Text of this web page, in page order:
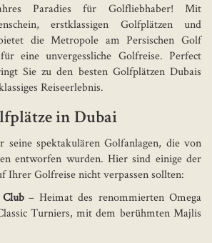
Paradies für Golfliebhaber! Mit
erstklassigen Golfplätzen und
die Metropole am Persischen Golf
eine unvergessliche Golfreise. Perfect
Sie zu den besten Golfplätzen Dubais
Reiseerlebnis.
in Dubai
spektakulären Golfanlagen, die von
entworfen wurden. Hier sind einige der
Ihrer Golfreise nicht verpassen sollten:
– Heimat des renommierten Omega
Turniers, mit dem berühmten Majlis